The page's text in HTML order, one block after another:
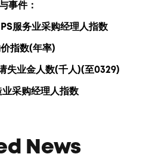
事件：
服务业采购经理人指数
价指数(年率)
失业金人数(千人)(至0329)
采购经理人指数
News